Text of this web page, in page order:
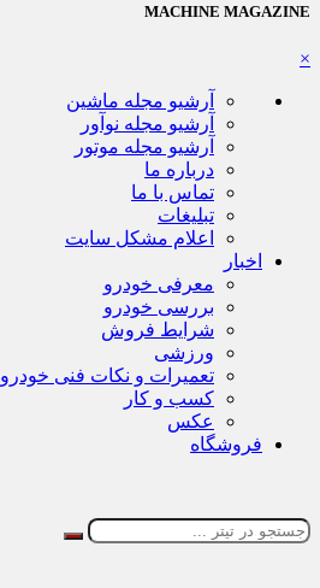
MACHINE MAGAZINE
×
آرشیو مجله ماشین
آرشیو مجله نوآور
آرشیو مجله موتور
درباره ما
تماس با ما
تبلیغات
اعلام مشکل سایت
اخبار
معرفی خودرو
بررسی خودرو
شرایط فروش
ورزشی
تعمیرات و نکات فنی خودرو
کسب و کار
عکس
فروشگاه